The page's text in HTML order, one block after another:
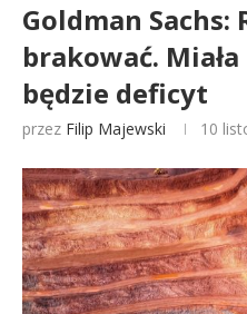
Goldman Sachs:
brakować.
będzie deficyt
przez Filip Majewski 10